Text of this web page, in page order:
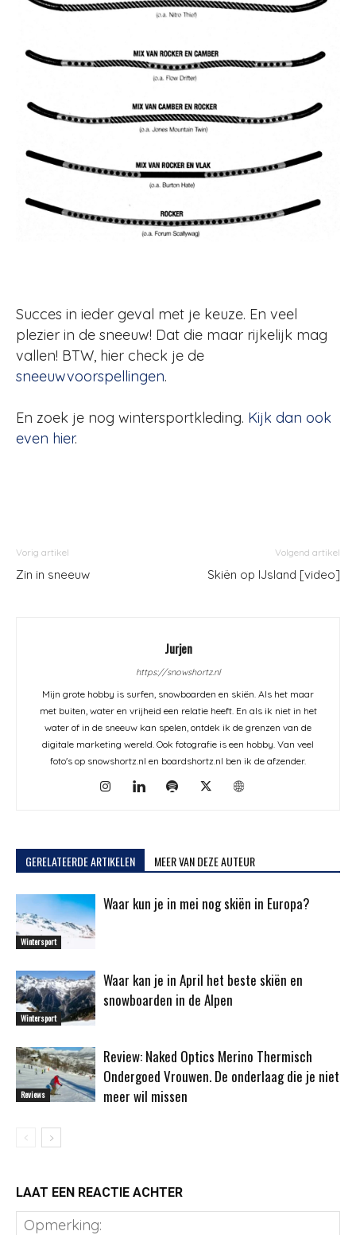
Succes in ieder geval met je keuze. En veel
plezier in de sneeuw! Dat die maar rijkelijk mag
vallen! BTW, hier check je de
sneeuwvoorspellingen.
En zoek je nog wintersportkleding. Kijk dan ook
even hier.
Vorig artikel
Zin in sneeuw
Volgend artikel
Skiën op IJsland [video]
Jurjen
https://snowshortz.nl
Mijn grote hobby is surfen, snowboarden en skiën. Als het maar
met buiten, water en vrijheid een relatie heeft. En als ik niet in het
water of in de sneeuw kan spelen, ontdek ik de grenzen van de
digitale marketing wereld. Ook fotografie is een hobby. Van veel
foto's op snowshortz.nl en boardshortz.nl ben ik de afzender.
GERELATEERDE ARTIKELEN MEER VAN DEZE AUTEUR
Wintersport
Waar kun je in mei nog skiën in Europa?
Wintersport
Waar kan je in April het beste skiën en
snowboarden in de Alpen
Reviews
Review: Naked Optics Merino Thermisch
Ondergoed Vrouwen. De onderlaag die je niet
meer wil missen
LAAT EEN REACTIE ACHTER